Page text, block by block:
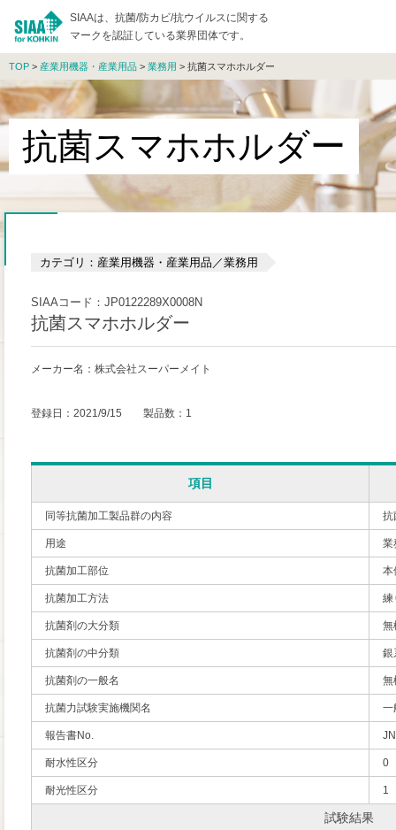
SIAAは、抗菌/防カビ/抗ウイルスに関する
マークを認証している業界団体です。
TOP > 産業用機器・産業用品 > 業務用 > 抗菌スマホホルダー
抗菌スマホホルダー
カテゴリ：産業用機器・産業用品／業務用
SIAAコード：JP0122289X0008N
抗菌スマホホルダー
メーカー名：株式会社スーパーメイト
登録日：2021/9/15 製品数：1
項目
同等抗菌加工製品群の内容 抗
用途 業
抗菌加工部位 本
抗菌加工方法 練
抗菌剤の大分類 無
抗菌剤の中分類 銀
抗菌剤の一般名 無
抗菌力試験実施機関名 一
報告書No.
耐水性区分 0
耐光性区分 1
試験結果